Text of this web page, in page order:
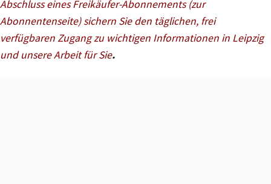
Abschluss eines Freikäufer-Abonnements (zur
Abonnentenseite) sichern Sie den täglichen, frei
verfügbaren Zugang zu wichtigen Informationen in Leipzig
und unsere Arbeit für Sie.